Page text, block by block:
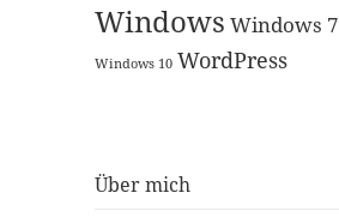
Windows Windows 7
Windows 10 WordPress
Über mich